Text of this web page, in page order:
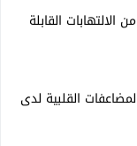
القابلة
القلبية لدى